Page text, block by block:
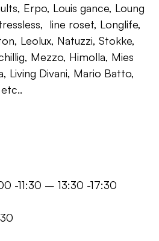
Erpo, Louis gance, Loung
line roset, Longlife,
Leolux, Natuzzi, Stokke,
Mezzo, Himolla, Mies
Living Divani, Mario Batto,
GmbH
– 13:30 -17:30
82
Süd/ZH